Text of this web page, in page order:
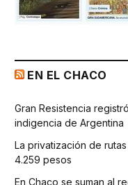
EN EL CHACO
Gran Resistencia
indigencia de Argentina
La privatización de
4.259 pesos
En Chaco se suman al